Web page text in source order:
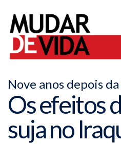
Nove anos depois
Os efeitos
suja no